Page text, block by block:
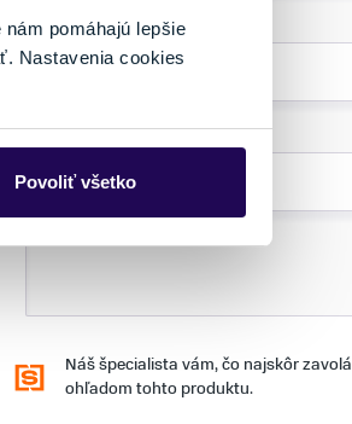
pomáhajú lepšie
Nastavenia cookies
Povoliť všetko
SPRÁVA:
Náš špecialista vám, čo najskôr zavolá
ohľadom tohto produktu.